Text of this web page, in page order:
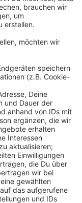
wieder in
aus dem
– am Ende
Denn die Frist
liegt es jetzt in
grundsätzlich
Gutachten